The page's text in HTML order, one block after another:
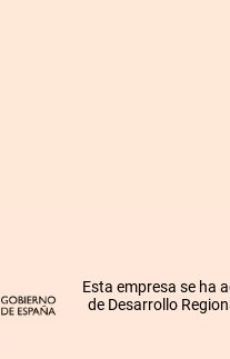
Esta empresa se ha
de Desarrollo